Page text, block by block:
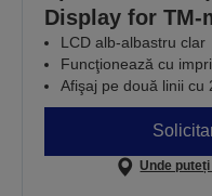
Display for TM-
LCD alb-albastru clar
Funcţionează cu
Afişaj pe două linii cu
Unde